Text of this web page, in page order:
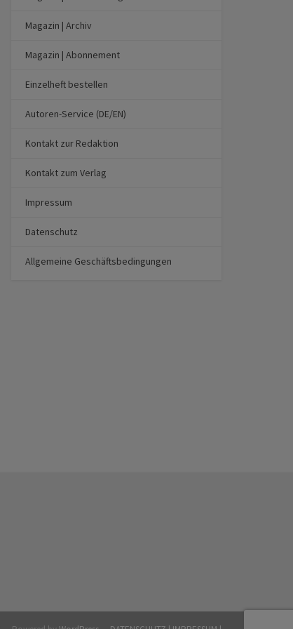
Magazin | Archiv
Magazin | Abonnement
Einzelheft bestellen
Autoren-Service (DE/EN)
Kontakt zur Redaktion
Kontakt zum Verlag
Impressum
Datenschutz
Allgemeine Geschäftsbedingungen